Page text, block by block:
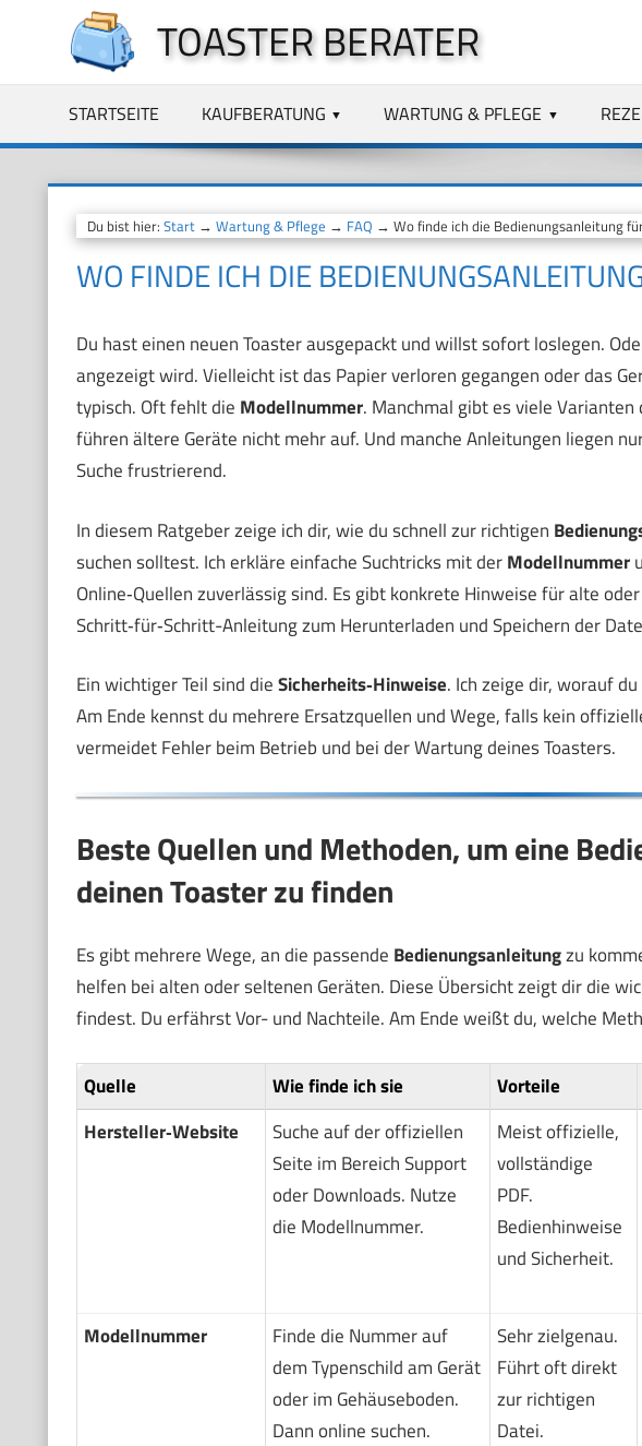
springen
TOASTER BERATER
STARTSEITE KAUFBERATUNG WARTUNG & PFLEGE
Du bist hier: Start→ Wartung & Pflege → FAQ → Wo finde ich die Bedienungsanleitung
WO FINDE ICH DIE
Du hast einen neuen Toaster ausgepackt und willst sofort loslegen.
angezeigt wird. Vielleicht ist das Papier verloren gegangen oder das
typisch. Oft fehlt die Modellnummer. Manchmal gibt es viele
führen ältere Geräte nicht mehr auf. Und manche Anleitungen liegen
Suche frustrierend.
In diesem Ratgeber zeige ich dir, wie du schnell zur richtigen
suchen solltest. Ich erkläre einfache Suchtricks mit derModellnummer
Online‑Quellen zuverlässig sind. Es gibt konkrete Hinweise für alte
Schritt‑für‑Schritt-Anleitung zum Herunterladen und Speichern der
Ein wichtiger Teil sind dieSicherheits‑Hinweise. Ich zeige dir, worauf
Am Ende kennst du mehrere Ersatzquellen und Wege, falls kein
vermeidet Fehler beim Betrieb und bei der Wartung deines Toasters.
Beste Quellen und Methoden, um eine
deinen Toaster zu finden
Es gibt mehrere Wege, an die passende Bedienungsanleitungzu
helfen bei alten oder seltenen Geräten. Diese Übersicht zeigt dir die
findest. Du erfährst Vor- und Nachteile. Am Ende weißt du, welche
Quelle Wie finde ich sie Vorteile
Hersteller‑Website
Suche auf der offiziellen
Seite im Bereich Support
oder Downloads. Nutze
die Modellnummer.
Meist offizielle,
vollständige
PDF.
Bedienhinweise
und Sicherheit.
Modellnummer
Finde die Nummer auf
dem Typenschild am Gerät
oder im Gehäuseboden.
Dann online suchen.
Sehr zielgenau.
Führt oft direkt
zur richtigen
Datei.